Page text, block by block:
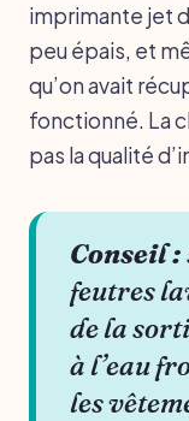
imprimante jet
peu épais, et
qu’on avait
fonctionné. La
pas la qualité
Conseil :
feutres
de la
à l’eau
les